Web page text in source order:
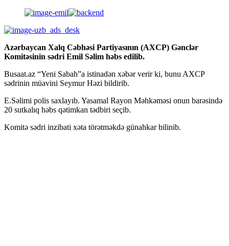
Azərbaycan Xalq Cəbhəsi Partiyasının (AXCP) Gənclər
Komitəsinin sədri Emil Səlim həbs edilib.
Busaat.az “Yeni Sabah”a istinadən xəbər verir ki, bunu AXCP
sədrinin müavini Seymur Həzi bildirib.
E.Səlimi polis saxlayıb. Yasamal Rayon Məhkəməsi onun barəsində
20 sutkalıq həbs qətimkan tədbiri seçib.
Komitə sədri inzibati xəta törətməkdə günahkar bilinib.